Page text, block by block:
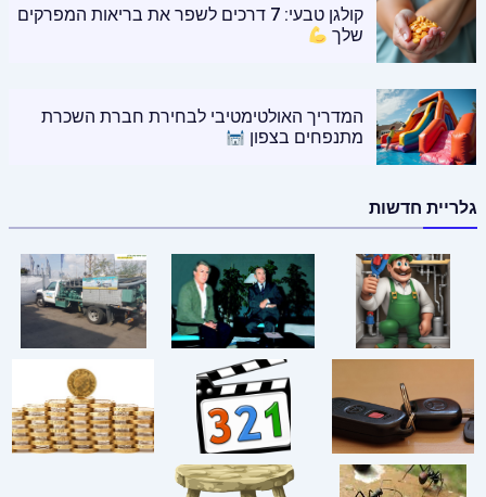
קולגן טבעי: 7 דרכים לשפר את בריאות המפרקים
שלך
המדריך האולטימטיבי לבחירת חברת השכרת
מתנפחים בצפון
גלריית חדשות